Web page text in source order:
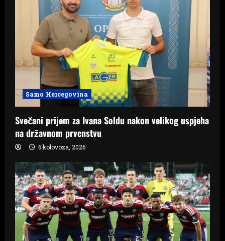
Samo Hercegovina
Svečani prijem za Ivana Soldu nakon velikog uspjeha
na državnom prvenstvu
6 kolovoza, 2026